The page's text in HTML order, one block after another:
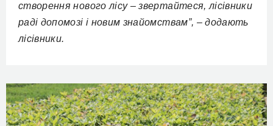
створення нового лісу – звертайтеся, лісівники
раді допомозі і новим знайомствам”, – додають
лісівники.